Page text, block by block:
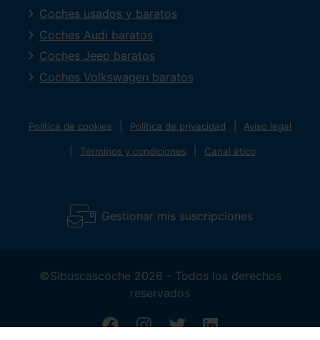
Coches usados y baratos
Coches Audi baratos
Coches Jeep baratos
Coches Volkswagen baratos
Política de cookies Política de privacidad Aviso legal
Términos y condiciones Canal ético
Gestionar mis suscripciones
©Sibuscascoche 2026 - Todos los derechos
reservados